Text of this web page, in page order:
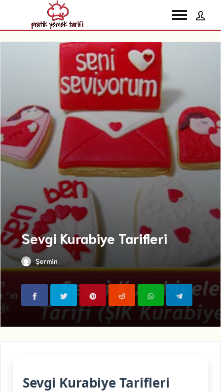
Sevgi Kurabiye Tarifleri
Şermin
Sevgi Kurabiye Tarifleri